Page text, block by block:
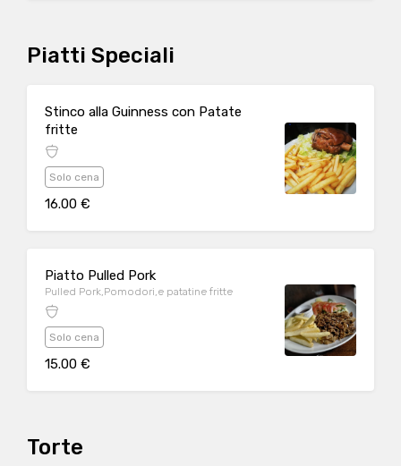
Piatti Speciali
Stinco alla Guinness con Patate
fritte
Solo cena
16.00 €
Piatto Pulled Pork
Pulled Pork,Pomodori,e patatine fritte
Solo cena
15.00 €
Torte